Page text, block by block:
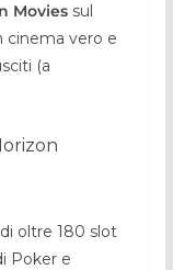
Moviessul
cinema vero e
(a
oltre 180 slot
Poker e